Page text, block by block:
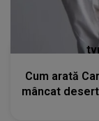
Cum arată
mâncat